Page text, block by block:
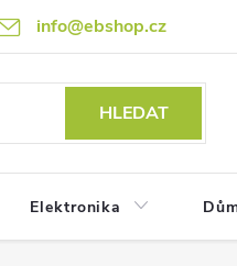
info@ebshop.cz
HLEDAT
Elektronika